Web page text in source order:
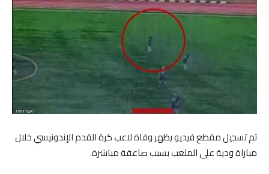
تم تسجيل مقطع فيديو يظهر وفاة لاعب كرة القدم الإندونيسي خلال
مباراة ودية على الملعب بسبب صاعقة مباشرة.